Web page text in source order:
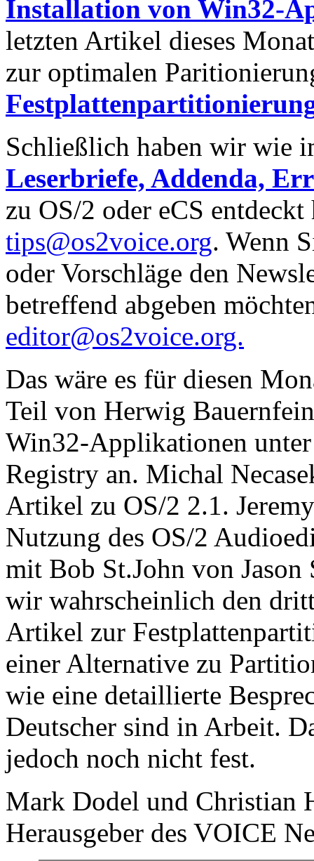
Installation von Win32-
letzten Artikel dieses
zur optimalen
Schließlich haben wir wie
Leserbriefe, Addenda,
zu OS/2 oder eCS
tips@os2voice.org. Wenn
oder Vorschläge den
betreffend abgeben
editor@os2voice.org.
Das wäre es für diesen
Teil von Herwig
Win32-Applikationen
Registry an. Michal
Artikel zu OS/2 2.1.
Nutzung des OS/2
mit Bob St.John von Jason
wir wahrscheinlich den
Artikel zur
einer Alternative zu
wie eine detaillierte
Deutscher sind in Arbeit.
jedoch noch nicht fest.
Mark Dodel und Christian
Herausgeber des VOICE